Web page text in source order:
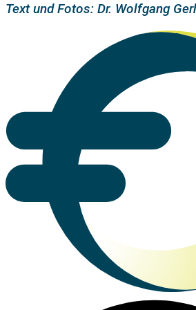
Text und Fotos: Dr. Wolfgang